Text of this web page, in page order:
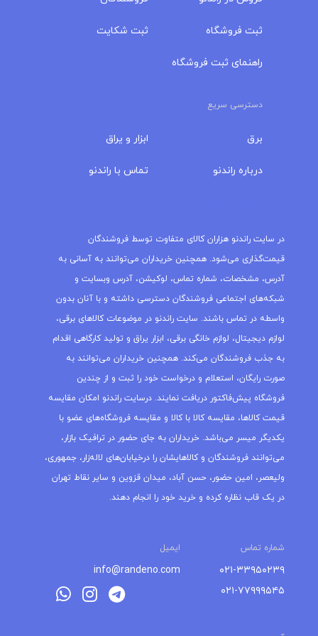
ثبت فروشگاه
راهنمای ثبت فروشگاه
ثبت شکایت
دسترسی سریع
برق
درباره‌ راندنو
ابزار و یراق
تماس با راندنو
در سایت راندنو هزاران کالای متفاوت توسط فروشندگان
قیمت‌گذاری می‌شود. همچنین خریداران می‌توانند به آسانی به
آدرس، مشخصات، شماره تماس، لوکیشن، آدرس وبسایت و
شبکه‌های اجتماعی فروشندگان دسترسی داشته و با آنان بدون
واسطه در تماس باشند. سایت راندنو در موضوعات کالاهای برقی،
لوازم دیجیتال، لوازم خانگی برقی، ابزار یراق و تولید کارگاهی اقدام
به جذب فروشندگان می‌کند. همچنین خریداران می‌توانند به
صورت رایگان، استعلام و درخواست خود را ثبت و از چندین
فروشگاه پیش‌فاکتور دریافت نمایند. درسایت راندنو امکان مقایسه
قیمت کالاها، مقایسه کالا با کالا و مقایسه فروشگاه‌های عضو با
یکدیگر میسر می‌باشد. خریداران به جای حضور در ترافیک بازار،
می‌توانند فروشندگان و کالاهایشان را درخیابان‌های لاله‌زار، جمهوری،
ولیعصر، امین حضور، حسن آباد، میدان قزوین و سایر نقاط تهران
در یک قاب نظاره کرده و خرید خود را انجام دهند.
شماره تماس ایمیل
۰۲۱-۳۳۹۵۰۲۳۹
۰۲۱-۷۷۹۹۹۵۴۵
info@randeno.com